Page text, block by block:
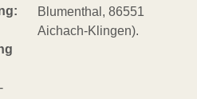
Blumenthal, 86551
Aichach-Klingen).